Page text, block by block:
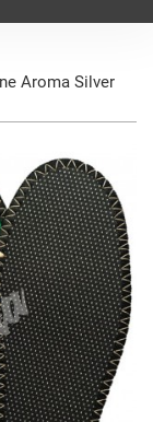
Aroma Silver